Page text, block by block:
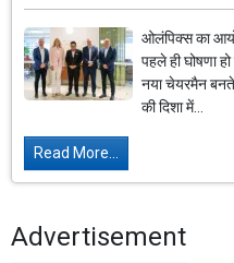
ओलंपिक्स का
पहले ही घोषणा
नया चेयरमैन बनते
की दिशा में...
Read More...
Advertisement